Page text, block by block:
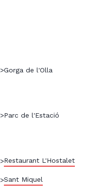
>Gorga de l'Olla
>Parc de l'Estació
>Restaurant L'Hostalet
>Sant Miquel